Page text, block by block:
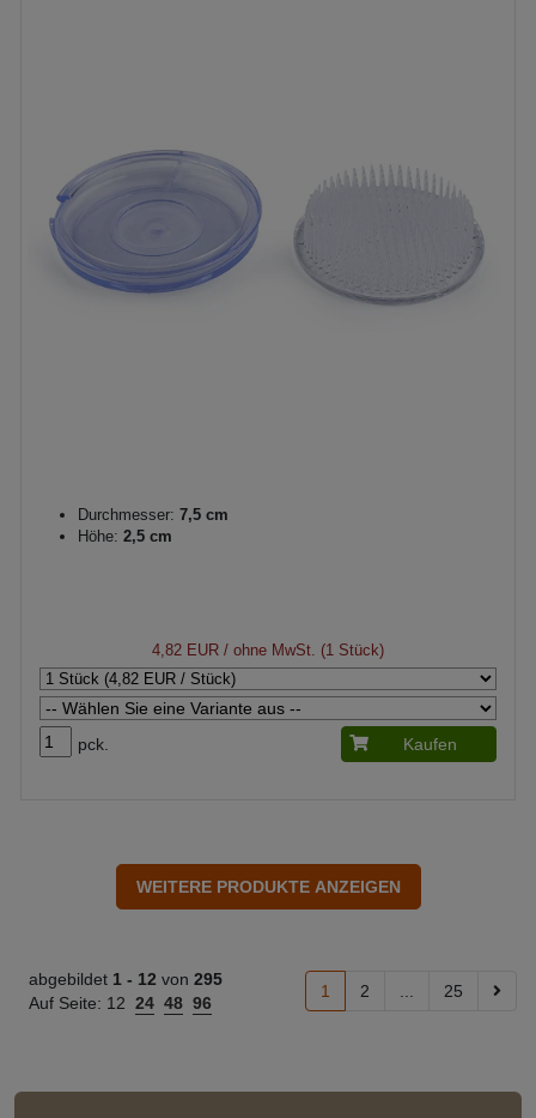
Durchmesser: 7,5 cm
Höhe: 2,5 cm
4,82 EUR / ohne MwSt. (1 Stück)
pck. Kaufen
abgebildet 1 - 12 von 295
Auf Seite: 12 24 48 96
1 2 25